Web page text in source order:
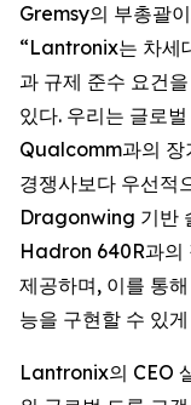
Gremsy의 부총괄
“Lantronix는 차세
과 규제 준수 요건
있다. 우리는 글로
Qualcomm과의 장
경쟁사보다 우선적
Dragonwing 기반
Hadron 640R과의
제공하며, 이를 통
능을 구현할 수 있
Lantronix의 CEO